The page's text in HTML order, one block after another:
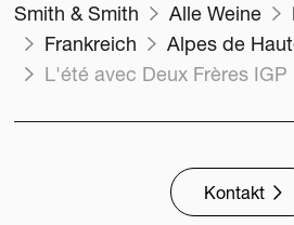
Château La Mascaronne
CHÂTEAU LA
Smith & Smith Alle Weine
Frankreich
Alpes de
L'été avec Deux Frères IGP
Kontakt